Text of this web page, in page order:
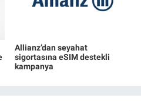
Allianz’dan seyahat
sigortasına eSIM destekli
kampanya